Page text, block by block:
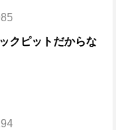
クピットだからな